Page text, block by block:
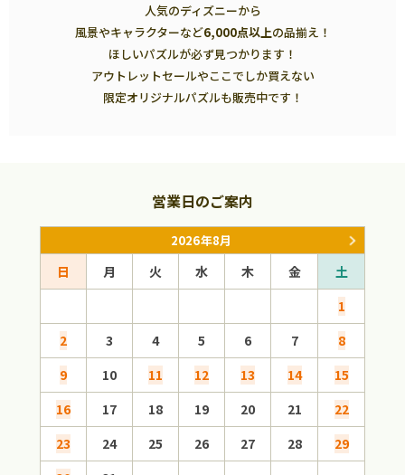
人気のディズニーから
風景やキャラクターなど6,000点以上の品揃え！
ほしいパズルが必ず見つかります！
アウトレットセールやここでしか買えない
限定オリジナルパズルも販売中です！
営業日のご案内
2026年8月
日 月 火 水 木 金
土
1
2
3 4 5 6 7
8
9
10 11 12 13 14
15
16
17 18 19 20 21
22
23
24 25 26 27 28
29